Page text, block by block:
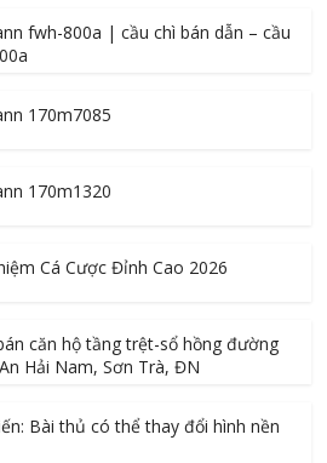
fwh-800a | cầu chì bán dẫn – cầu
170m7085
170m1320
Cá Cược Đỉnh Cao 2026
căn hộ tầng trệt-sổ hồng đường
Hải Nam, Sơn Trà, ĐN
Bài thủ có thể thay đổi hình nền